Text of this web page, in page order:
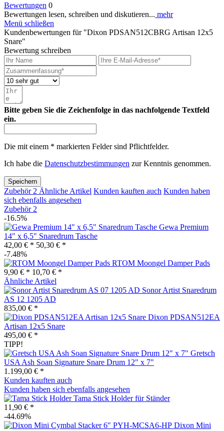
Bewertungen 0
Bewertungen lesen, schreiben und diskutieren... mehr
Menü schließen
Kundenbewertungen für "Dixon PDSAN512CBRG Artisan 12x5
Snare"
Bewertung schreiben
Bitte geben Sie die Zeichenfolge in das nachfolgende Textfeld
ein.
Die mit einem * markierten Felder sind Pflichtfelder.
Ich habe die Datenschutzbestimmungen zur Kenntnis genommen.
Speichern
Zubehör 2 Ähnliche Artikel Kunden kauften auch Kunden haben
sich ebenfalls angesehen
Zubehör 2
-16.5%
Gewa Premium
14" x 6,5" Snaredrum Tasche
42,00 € * 50,30 € *
-7.48%
RTOM Moongel Damper Pads
9,90 € * 10,70 € *
Ähnliche Artikel
Sonor Artist Snaredrum
AS 12 1205 AD
835,00 € *
Dixon PDSAN512EA
Artisan 12x5 Snare
495,00 € *
TIPP!
Gretsch
USA Ash Soan Signature Snare Drum 12" x 7"
1.199,00 € *
Kunden kauften auch
Kunden haben sich ebenfalls angesehen
Tama Stick Holder für Ständer
11,90 € *
-44.69%
Dixon Mini